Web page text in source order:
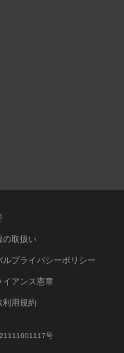
の取扱い
ルプライバシーポリシー
イアンス憲章
利用規約
号